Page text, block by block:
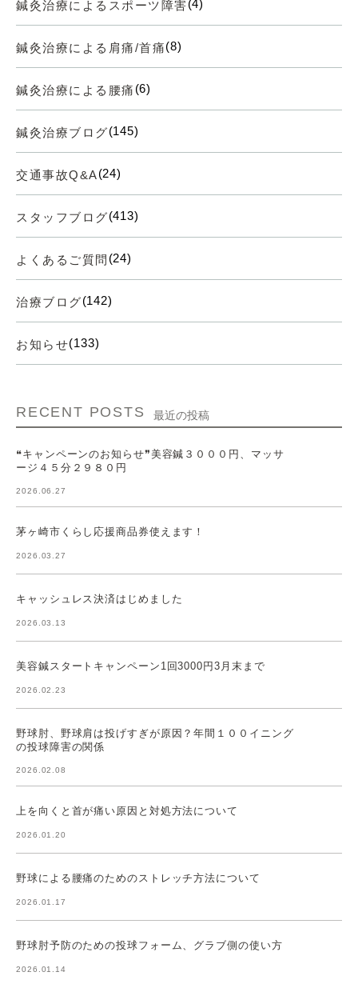
鍼灸治療によるスポーツ障害(4)
鍼灸治療による肩痛/首痛(8)
鍼灸治療による腰痛 (6)
鍼灸治療ブログ(145)
交通事故Q&A(24)
スタッフブログ(413)
よくあるご質問 (24)
治療ブログ(142)
お知らせ(133)
RECENT POSTS 最近の投稿
❝キャンペーンのお知らせ❞美容鍼３０００円、マッサ
ージ４５分２９８０円
2026.06.27
茅ヶ崎市くらし応援商品券使えます！
2026.03.27
キャッシュレス決済はじめました
2026.03.13
美容鍼スタートキャンペーン1回3000円3月末まで
2026.02.23
野球肘、野球肩は投げすぎが原因？年間１００イニング
の投球障害の関係
2026.02.08
上を向くと首が痛い原因と対処方法について
2026.01.20
野球による腰痛のためのストレッチ方法について
2026.01.17
野球肘予防のための投球フォーム、グラブ側の使い方
2026.01.14